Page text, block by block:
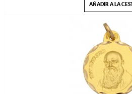
AÑADIR A LA